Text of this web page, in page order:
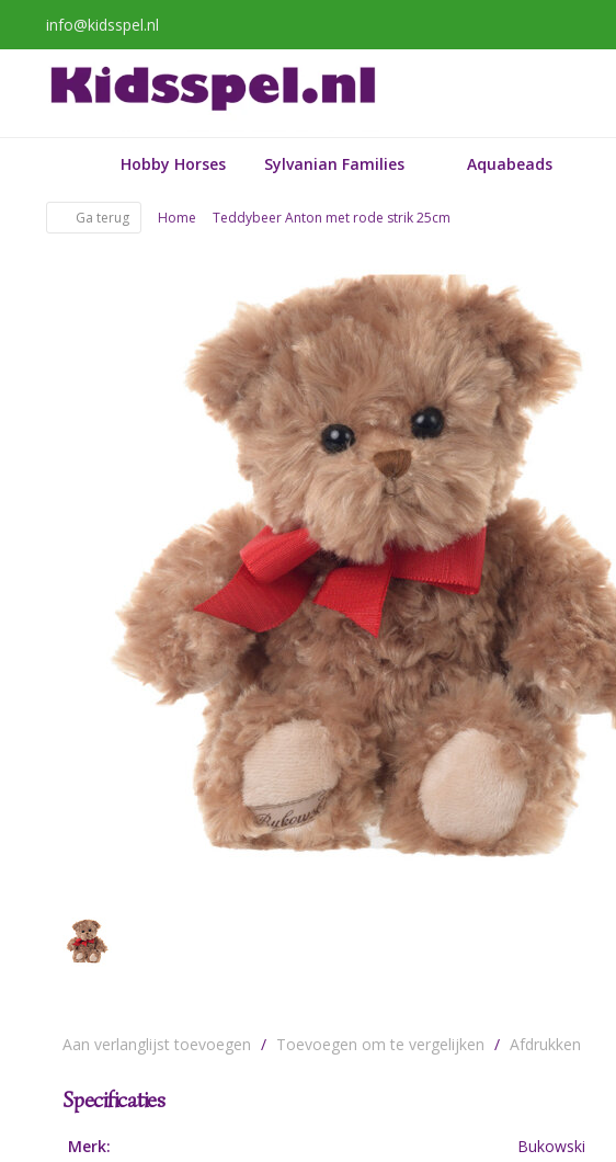
info@kidsspel.nl
Hobby Horses Sylvanian Families Aquabeads
Ga terug Home Teddybeer Anton met rode strik 25cm
Aan verlanglijst toevoegen / Toevoegen om te vergelijken / Afdrukken
Specificaties
Merk:
Bukowski